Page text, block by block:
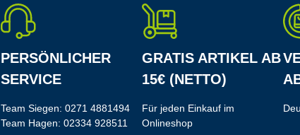
PERSÖNLICHER
SERVICE
Team Siegen: 0271 4881494
Team Hagen: 02334 928511
GRATIS ARTIKEL AB
15€ (NETTO)
Für jeden Einkauf im
Onlineshop